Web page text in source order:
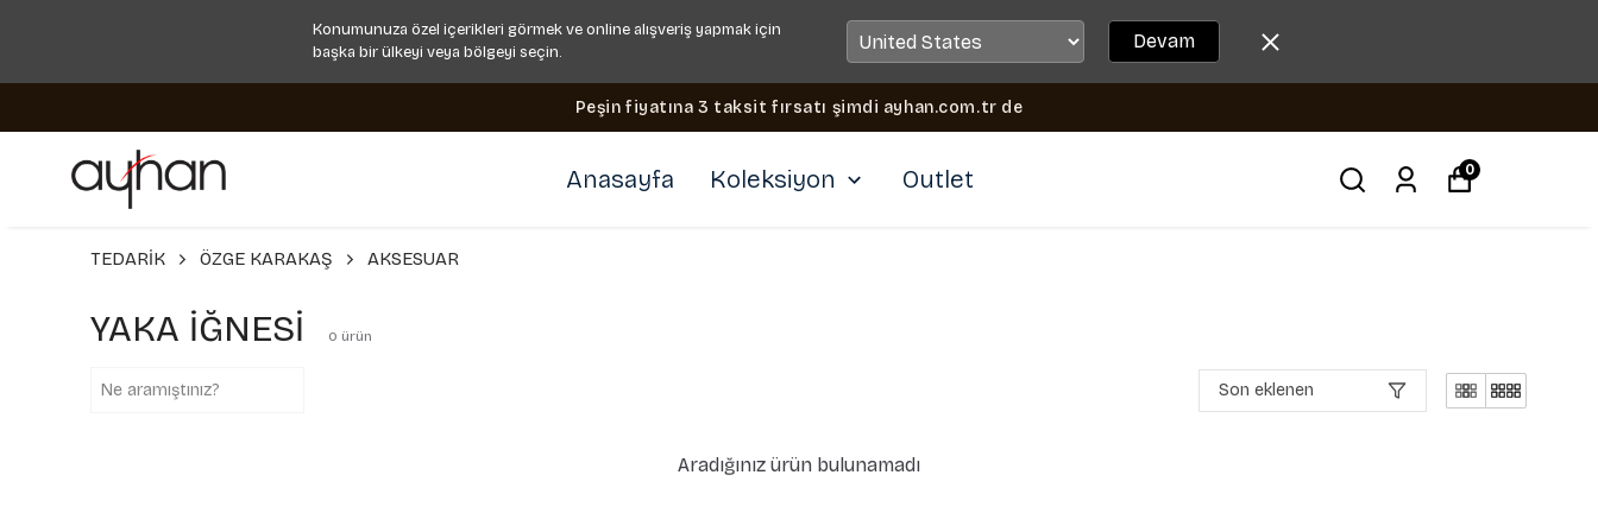
Konumunuza özel içerikleri görmek ve online alışveriş yapmak için
başka bir ülkeyi veya bölgeyi seçin.
Devam
Peşin fiyatına 3 taksit fırsatı şimdi ayhan.com.tr de
Anasayfa Koleksiyon Outlet 0
TEDARİK ÖZGE KARAKAŞ AKSESUAR
YAKA İĞNESİ 0 ürün
Son eklenen
Aradığınız ürün bulunamadı